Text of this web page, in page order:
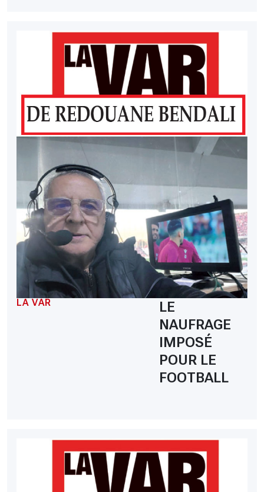
LA VAR
LE
NAUFRAGE
IMPOSÉ
POUR LE
FOOTBALL